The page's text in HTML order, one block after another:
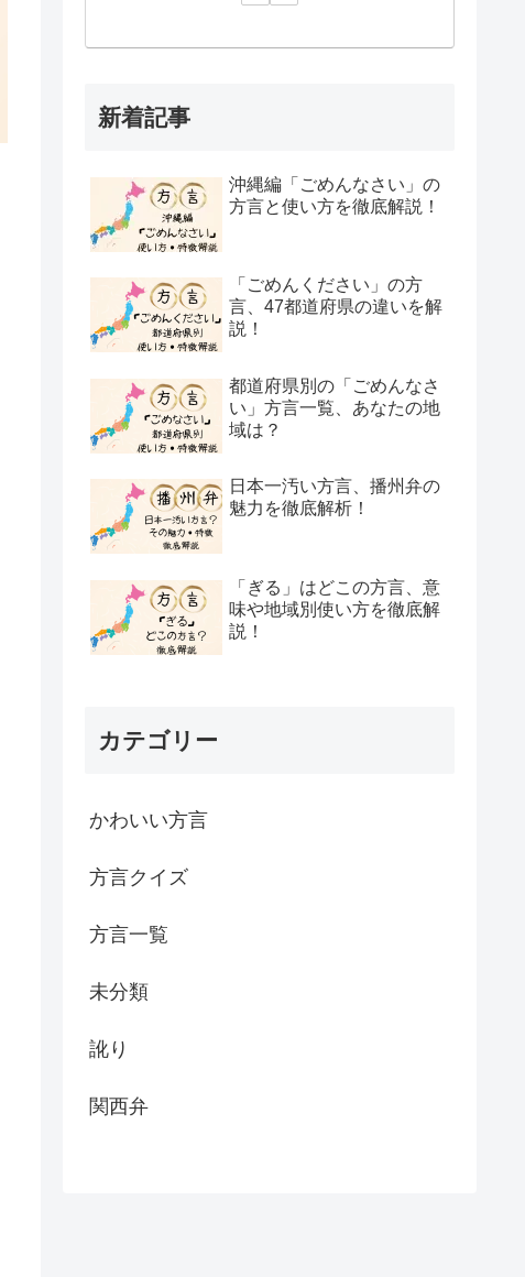
新着記事
沖縄編「ごめんなさい」の
方言と使い方を徹底解説！
「ごめんください」の方
言、47都道府県の違いを解
説！
都道府県別の「ごめんなさ
い」方言一覧、あなたの地
域は？
日本一汚い方言、播州弁の
魅力を徹底解析！
「ぎる」はどこの方言、意
味や地域別使い方を徹底解
説！
カテゴリー
かわいい方言
方言クイズ
方言一覧
未分類
訛り
関西弁